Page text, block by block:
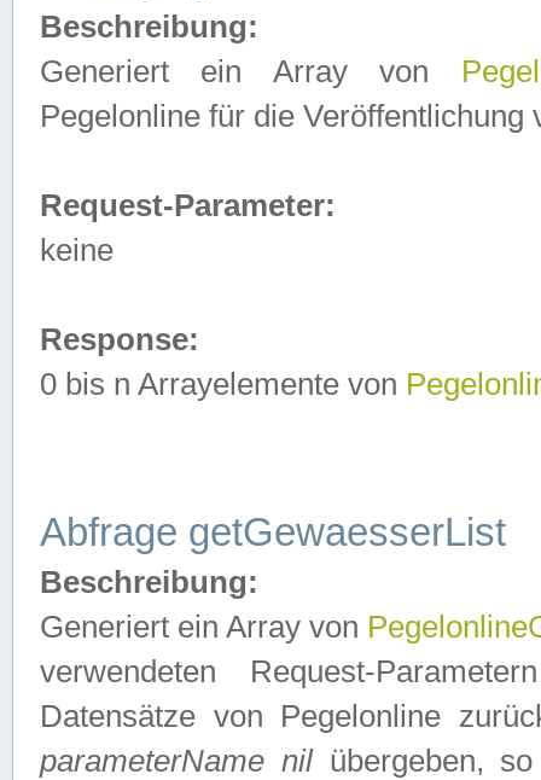
Beschreibung:
Generiert ein Array von
Pegelonline für die Veröffentlichung
Request-Parameter:
keine
Response:
0 bis n Arrayelemente von
Abfrage getGewaesserList
Beschreibung:
Generiert ein Array von
verwendeten Request-
Datensätze von Pegelonline
parameterName nilübergeben, so